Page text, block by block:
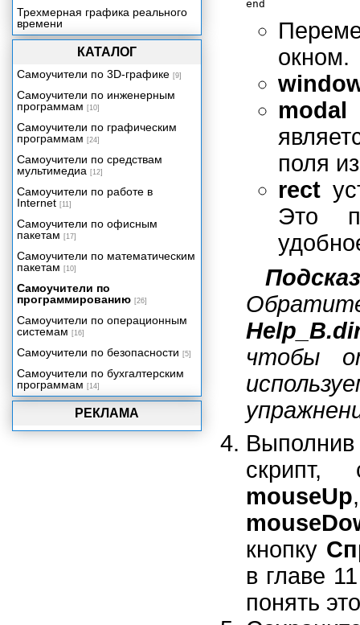
окном.
modal
поля
rect
Это
чтобы
скрипт,
mouseUp
кнопку
в главе
понять
РЕКЛАМА
Трехмерная графика реального
времени
Создаем приложение:
Видеопрезентация
Упаковка вашего проекта
КАТАЛОГ
Самоучители по 3D-графике [9]
Самоучители по инженерным
программам [10]
Самоучители по графическим
программам [24]
Самоучители по средствам
мультимедиа [12]
Самоучители по работе в
Internet [11]
Самоучители по офисным
пакетам [17]
Самоучители по математическим
пакетам [10]
Самоучители по
программированию [26]
Самоучители по операционным
системам [16]
Самоучители по безопасности [5]
Самоучители по бухгалтерским
программам [14]